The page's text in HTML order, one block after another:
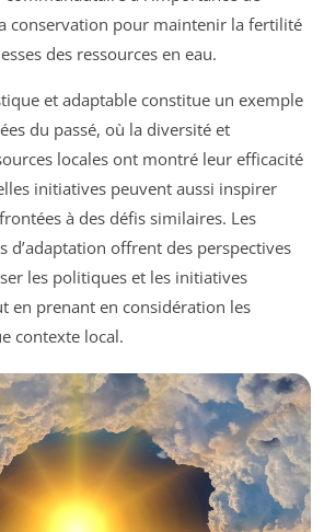
conservation pour maintenir la fertilité
des ressources en eau.
et adaptable constitue un exemple
du passé, où la diversité et
locales ont montré leur efficacité
initiatives peuvent aussi inspirer
à des défis similaires. Les
d’adaptation offrent des perspectives
les politiques et les initiatives
en prenant en considération les
contexte local.